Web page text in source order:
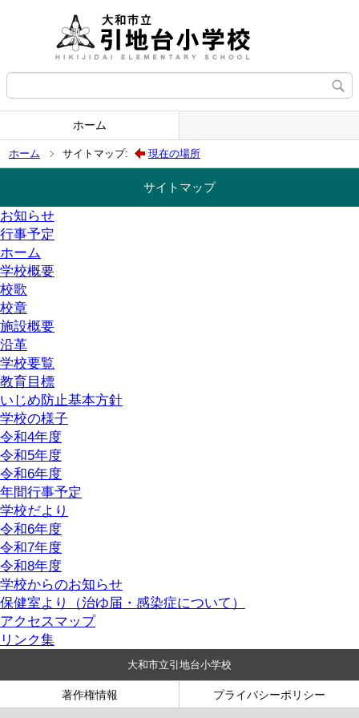
ホーム
ホーム サイトマップ: 現在の場所
サイトマップ
お知らせ
行事予定
ホーム
学校概要
校歌
校章
施設概要
沿革
学校要覧
教育目標
いじめ防止基本方針
学校の様子
令和4年度
令和5年度
令和6年度
年間行事予定
学校だより
令和6年度
令和7年度
令和8年度
学校からのお知らせ
保健室より（治ゆ届・感染症について）
アクセスマップ
リンク集
大和市立引地台小学校
著作権情報 プライバシーポリシー